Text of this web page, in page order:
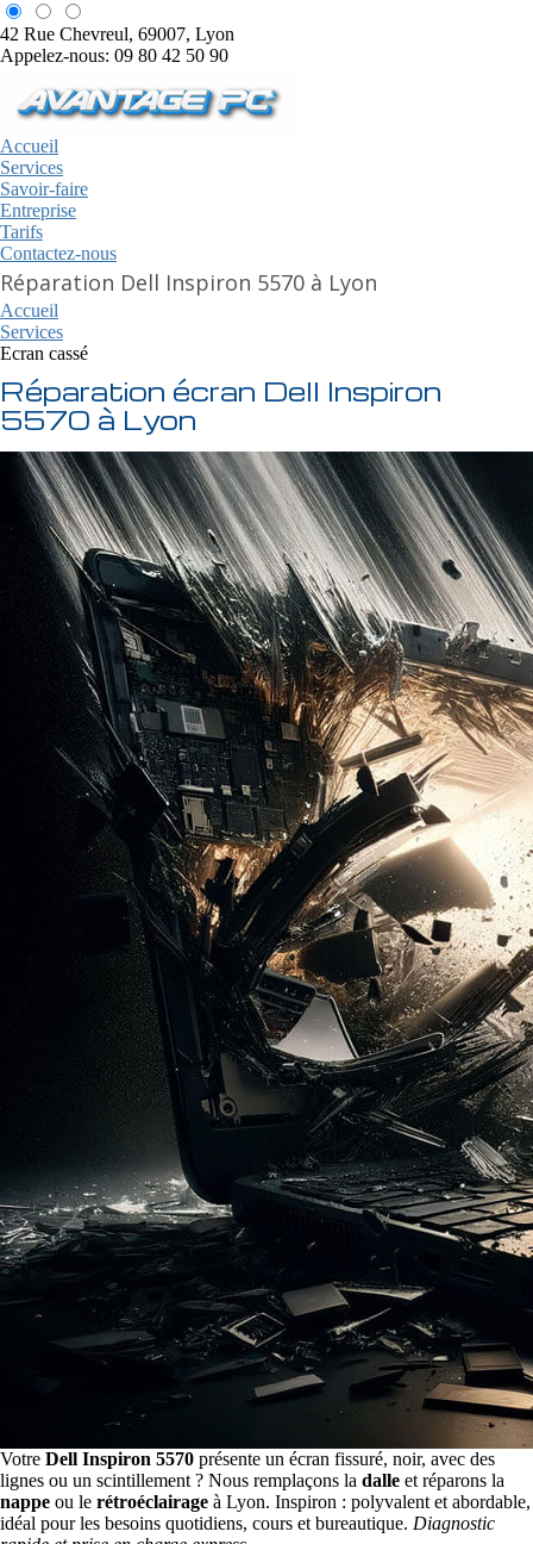
42 Rue Chevreul, 69007, Lyon
Appelez-nous: 09 80 42 50 90
Accueil
Services
Savoir-faire
Entreprise
Tarifs
Contactez-nous
Réparation Dell Inspiron 5570 à Lyon
Accueil
Services
Ecran cassé
Réparation écran Dell Inspiron
5570 à Lyon
Votre Dell Inspiron 5570 présente un écran fissuré, noir, avec des
lignes ou un scintillement ? Nous remplaçons la dalle et réparons la
nappe ou le rétroéclairage à Lyon. Inspiron : polyvalent et abordable,
idéal pour les besoins quotidiens, cours et bureautique. Diagnostic